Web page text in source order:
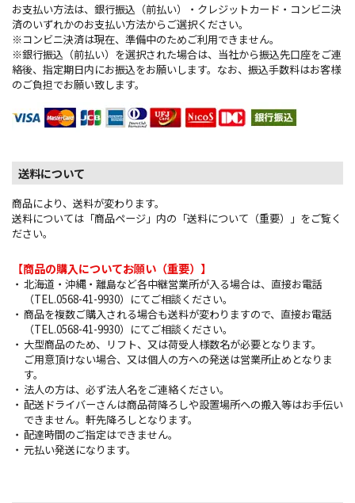
お支払い方法は、銀行振込（前払い）・クレジットカード・コンビニ決
済のいずれかのお支払い方法からご選択ください。
※コンビニ決済は現在、準備中のためご利用できません。
※銀行振込（前払い）を選択された場合は、当社から振込先口座をご連
絡後、指定期日内にお振込をお願いします。なお、振込手数料はお客様
のご負担でお願い致します。
送料について
商品により、送料が変わります。
送料については「商品ページ」内の「送料について（重要）」をご覧く
ださい。
【商品の購入についてお願い（重要）】
北海道・沖縄・離島など各中継営業所が入る場合は、直接お電話
（TEL.0568-41-9930）にてご相談ください。
商品を複数ご購入される場合も送料が変わりますので、直接お電話
（TEL.0568-41-9930）にてご相談ください。
大型商品のため、リフト、又は荷受人様数名が必要となります。
ご用意頂けない場合、又は個人の方への発送は営業所止めとなりま
す。
法人の方は、必ず法人名をご連絡ください。
配送ドライバーさんは商品荷降ろしや設置場所への搬入等はお手伝い
できません。軒先降ろしとなります。
配達時間のご指定はできません。
元払い発送になります。